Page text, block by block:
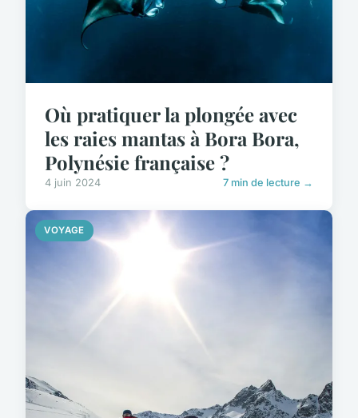
Où pratiquer la plongée avec
les raies mantas à Bora Bora,
Polynésie française ?
4 juin 2024 7 min de lecture →
VOYAGE